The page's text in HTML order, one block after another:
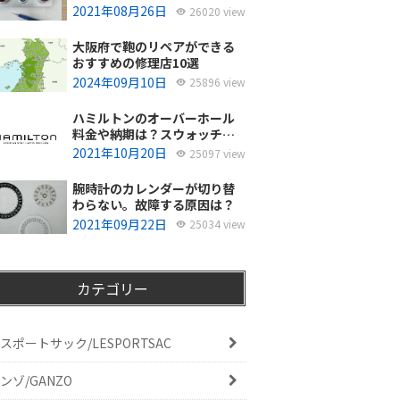
使ってるの？
2021年08月26日 26020 view
大阪府で鞄のリペアができる
おすすめの修理店10選
2024年09月10日
25896 view
ハミルトンのオーバーホール
料金や納期は？スウォッチグ
ループジャパンと修理専門店
2021年10月20日 25097 view
腕時計のカレンダーが切り替
わらない。故障する原因は？
2021年09月22日
25034 view
カテゴリー
ポートサック/LESPORTSAC
ゾ/GANZO